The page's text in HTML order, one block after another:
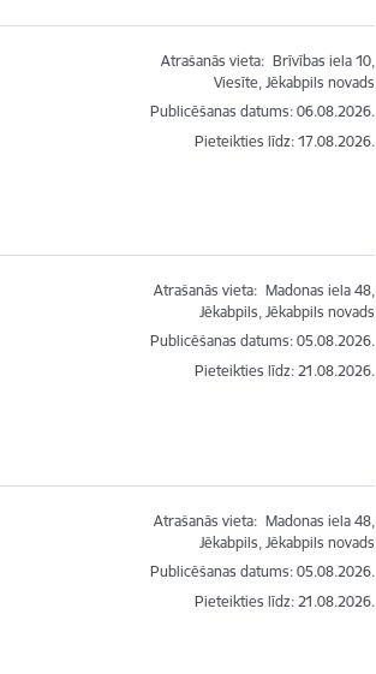
Atrašanās vieta: Brīvības iela 10,
Viesīte, Jēkabpils novads
Publicēšanas datums: 06.08.2026.
Pieteikties līdz:17.08.2026.
Atrašanās vieta: Madonas iela 48,
Jēkabpils, Jēkabpils novads
Publicēšanas datums: 05.08.2026.
Pieteikties līdz:21.08.2026.
Atrašanās vieta: Madonas iela 48,
Jēkabpils, Jēkabpils novads
Publicēšanas datums: 05.08.2026.
Pieteikties līdz:21.08.2026.